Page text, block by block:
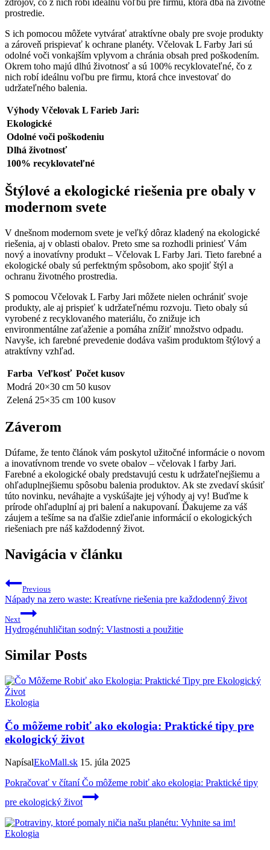
prostredie.
S ich pomocou môžete vytvárať atraktívne obaly pre svoje produkty
a zároveň prispievať k ochrane planéty. Včelovak L Farby Jari sú
odolné voči vonkajším vplyvom a chránia obsah pred poškodením.
Okrem toho majú dlhú životnosť a sú 100% recyklovateľné, čo z
nich robí ideálnu voľbu pre firmu, ktorá chce investovať do
udržateľného balenia.
Výhody Včelovak L Farieb Jari:
Ekologické
Odolné voči poškodeniu
Dlhá životnosť
100% recyklovateľné
Štýlové a ekologické riešenia pre obaly v
modernom svete
V dnešnom modernom svete je veľký dôraz kladený na ekologické
riešenia, aj v oblasti obalov. Preto sme sa rozhodli priniesť Vám
nový a inovatívny produkt – Včelovak L Farby Jari. Tieto farebné a
ekologické obaly sú perfektným spôsobom, ako spojiť štýl a
ochranu životného prostredia.
S pomocou Včelovak L Farby Jari môžete nielen ochrániť svoje
produkty, ale aj prispieť k udržateľnému rozvoju. Tieto obaly sú
vyrobené z recyklovaného materiálu, čo znižuje ich
environmentálne zaťaženie a pomáha znížiť množstvo odpadu.
Navyše, ich farebné prevedenie dodáva vašim produktom štýlový a
atraktívny vzhľad.
Farba Veľkosť Počet kusov
Modrá 20×30 cm 50 kusov
Zelená 25×35 cm 100 kusov
Záverom
Dúfame, že tento článok vám poskytol užitočné informácie o novom
a inovatívnom trende vo svete obalov – včelovak l farby Jari.
Farebné a ekologické obaly predstavujú cestu k udržateľnejšiemu a
ohľaduplnejšiemu spôsobu balenia produktov. Ak ste zvedaví skúsiť
túto novinku, neváhajte a vyskúšajte jej výhody aj vy! Buďme k
prírode ohľaduplní aj pri balení a nakupovaní. Ďakujeme za váš
záujem a tešíme sa na ďalšie zdieľanie informácií o ekologických
riešeniach pre náš každodenný život.
Navigácia v článku
Previous
Nápady na zero waste: Kreatívne riešenia pre každodenný život
Next
Hydrogénuhličitan sodný: Vlastnosti a použitie
Similar Posts
Ekologia
Čo môžeme robiť ako ekologia: Praktické tipy pre
ekologický život
NapísalEkoMall.sk 15. júla 2025
Pokračovať v čítaníČo môžeme robiť ako ekologia: Praktické tipy
pre ekologický život
Ekologia